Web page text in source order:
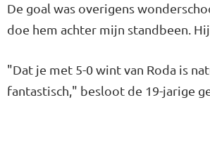
De goal was overigens
doe hem achter mijn standbeen.
"Dat je met 5-0 wint van Roda is
fantastisch," besloot de 19-jarige